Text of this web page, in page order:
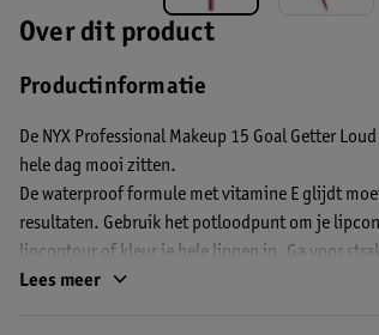
Over dit product
Productinformatie
De NYX Professional Makeup 15 Goal Getter
hele dag mooi zitten.
De waterproof formule met vitamine E glijdt
resultaten. Gebruik het potloodpunt om je
lipcontour of kleur je hele lippen in. Ga voor
De lipliner geeft niet af en vervaagt niet. De
Lees meer